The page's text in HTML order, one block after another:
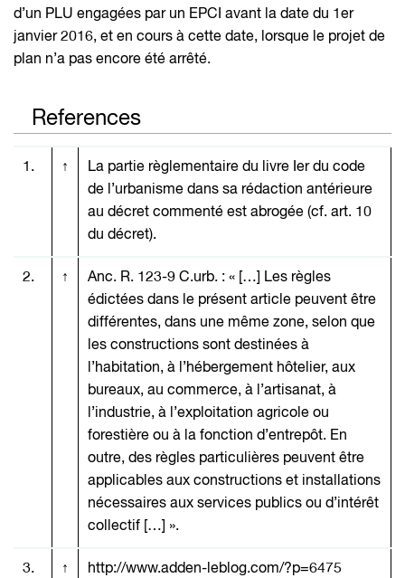
d’un PLU engagées par un EPCI avant la date du 1er
janvier 2016, et en cours à cette date, lorsque le projet de
plan n’a pas encore été arrêté.
References
1. ↑
La partie règlementaire du livre Ier du code
de l’urbanisme dans sa rédaction antérieure
au décret commenté est abrogée (cf. art. 10
du décret).
2. ↑
Anc. R. 123-9 C.urb. : « […] Les règles
édictées dans le présent article peuvent être
différentes, dans une même zone, selon que
les constructions sont destinées à
l’habitation, à l’hébergement hôtelier, aux
bureaux, au commerce, à l’artisanat, à
l’industrie, à l’exploitation agricole ou
forestière ou à la fonction d’entrepôt. En
outre, des règles particulières peuvent être
applicables aux constructions et installations
nécessaires aux services publics ou d’intérêt
collectif […] ».
3. ↑ http://www.adden-leblog.com/?p=6475